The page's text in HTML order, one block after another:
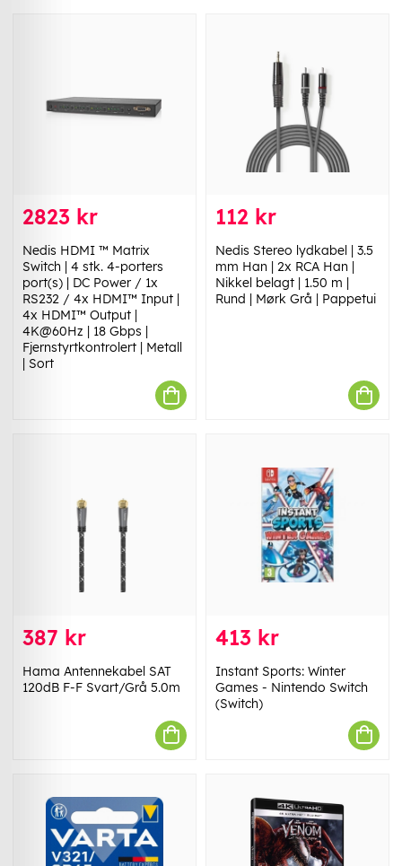
2823 kr
Nedis HDMI ™ Matrix
Switch | 4 stk. 4-porters
port(s) | DC Power / 1x
RS232 / 4x HDMI™ Input |
4x HDMI™ Output |
4K@60Hz | 18 Gbps |
Fjernstyrtkontrolert | Metall
| Sort
112 kr
Nedis Stereo lydkabel | 3.5
mm Han | 2x RCA Han |
Nikkel belagt | 1.50 m |
Rund | Mørk Grå | Pappetui
387 kr
Hama Antennekabel SAT
120dB F-F Svart/Grå 5.0m
413 kr
Instant Sports: Winter
Games - Nintendo Switch
(Switch)